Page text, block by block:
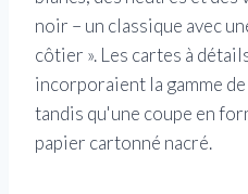
noir – un classique avec
côtier ». Les cartes à
incorporaient la gamme
tandis qu'une coupe en
papier cartonné nacré.